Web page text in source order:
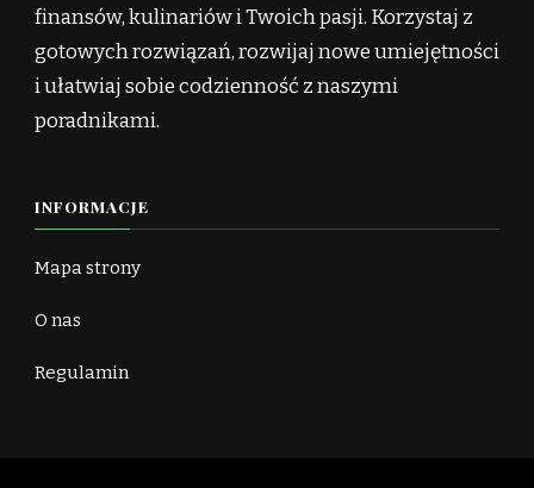
finansów, kulinariów i Twoich pasji. Korzystaj z
gotowych rozwiązań, rozwijaj nowe umiejętności
i ułatwiaj sobie codzienność z naszymi
poradnikami.
INFORMACJE
Mapa strony
O nas
Regulamin